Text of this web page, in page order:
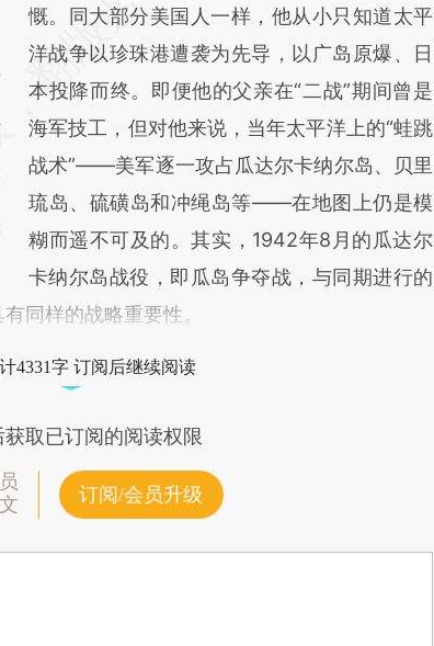
慨。同大部分美国人一样，他从小只知道太平
洋战争以珍珠港遭袭为先导，以广岛原爆、日
本投降而终。即便他的父亲在“二战”期间曾是
海军技工，但对他来说，当年太平洋上的“蛙跳
战术”——美军逐一攻占瓜达尔卡纳尔岛、贝里
琉岛、硫磺岛和冲绳岛等——在地图上仍是模
糊而遥不可及的。其实，1942年8月的瓜达尔
卡纳尔岛战役，即瓜岛争夺战，与同期进行的
同样的战略重要性。
4331字 订阅后继续阅读
取已订阅的阅读权限
订阅/会员升级